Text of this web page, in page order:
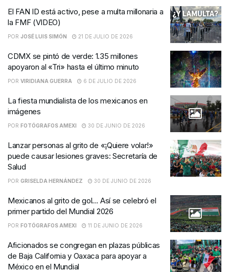
El FAN ID está activo, pese a multa millonaria a
la FMF (VIDEO)
POR JOSÉ LUIS SIMÓN 21 DE JULIO DE 2026
CDMX se pintó de verde: 1.35 millones
apoyaron al «Tri» hasta el último minuto
POR VIRIDIANA GUERRA 6 DE JULIO DE 2026
La fiesta mundialista de los mexicanos en
imágenes
POR FOTÓGRAFOS AMEXI 30 DE JUNIO DE 2026
Lanzar personas al grito de «¡Quiere volar!»
puede causar lesiones graves: Secretaría de
Salud
POR GRISELDA HERNÁNDEZ 30 DE JUNIO DE 2026
Mexicanos al grito de gol… Así se celebró el
primer partido del Mundial 2026
POR FOTÓGRAFOS AMEXI 11 DE JUNIO DE 2026
Aficionados se congregan en plazas públicas
de Baja California y Oaxaca para apoyar a
México en el Mundial